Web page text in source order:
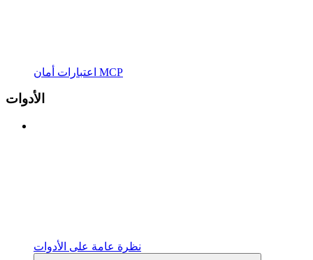
اعتبارات أمان MCP
الأدوات
نظرة عامة على الأدوات